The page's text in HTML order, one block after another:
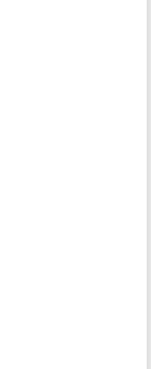
de Aproximar